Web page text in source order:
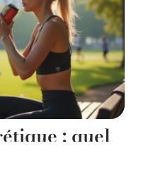
: quel